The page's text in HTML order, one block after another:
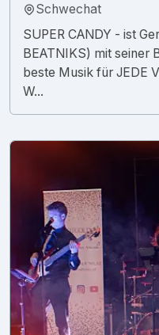
Schwechat
SUPER CANDY - ist
BEATNIKS) mit seiner
beste Musik für JEDE
W...